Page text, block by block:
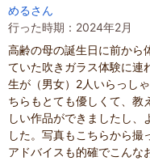
混雑具合：やや空いていた
滞在時間
： 1時間未満
人数：2人
投稿日：2026年5月25日
めるさん
行った時期：2024年2月
高齢の母の誕生日に前から
ていた吹きガラス体験に連
生が（男女）2人いらっし
ちらもとても優しくて、教
しい作品ができましたし、
した。写真もこちらから
アドバイスも的確でこんな